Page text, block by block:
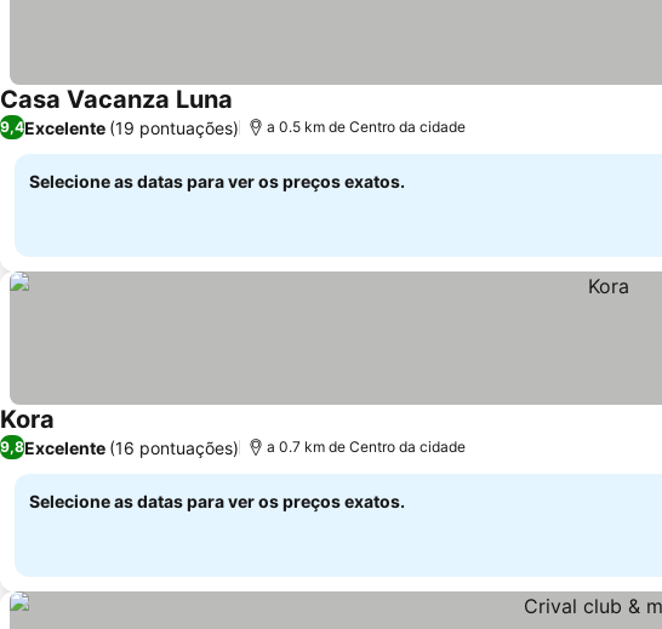
Casa Vacanza Luna
9,4Excelente (19 pontuações) a 0.5 km de Centro da cidade
Selecione as datas para ver os preços exatos.
Kora
9,8Excelente (16 pontuações) a 0.7 km de Centro da cidade
Selecione as datas para ver os preços exatos.